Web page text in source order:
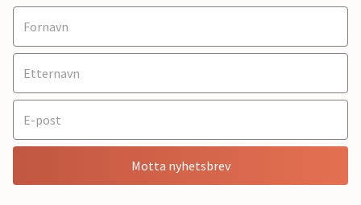
Motta nyhetsbrev